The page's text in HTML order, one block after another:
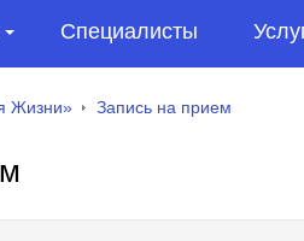
Специалисты
Жизни» Запись на прием